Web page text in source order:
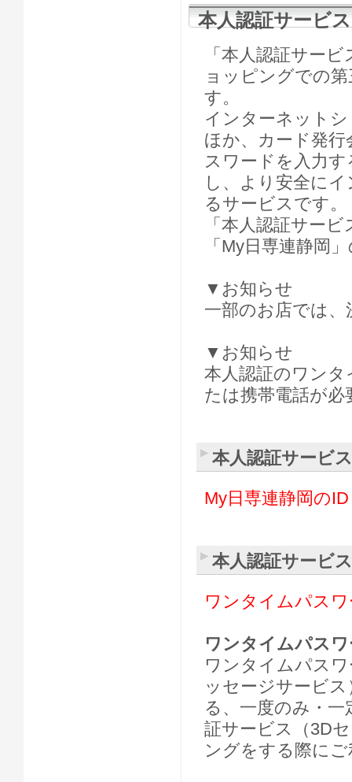
本人認証サービ
「本人認証サー
ョッピングでの
す。
インターネット
ほか、カード発
スワードを入力
し、より安全に
るサービスです。
「本人認証サー
「My日専連静岡
▼お知らせ
一部のお店では
▼お知らせ
本人認証のワン
たは携帯電話が必
本人認証サービ
My日専連静岡のID
本人認証サービ
ワンタイムパス
ワンタイムパス
ワンタイムパス
ッセージサービ
る、一度のみ・
証サービス（3D
ングをする際に